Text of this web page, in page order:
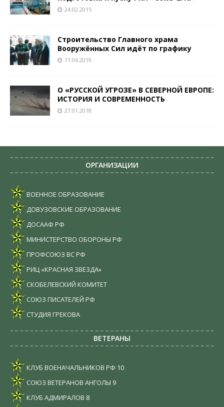
24.02.2015
Строительство Главного храма
Вооружённых Сил идёт по графику
11.06.2019
О «РУССКОЙ УГРОЗЕ» В СЕВЕРНОЙ ЕВРОПЕ:
ИСТОРИЯ И СОВРЕМЕННОСТЬ
27.01.2018
ОРГАНИЗАЦИИ
ВОЕННОЕ ОБРАЗОВАНИЕ
ДОВУЗОВСКИЕ ОБРАЗОВАНИЕ
ДОСААФ РФ
МИНИСТЕРСТВО ОБОРОНЫ РФ
ПРОФСОЮЗ ВС РФ
РИЦ «КРАСНАЯ ЗВЕЗДА»
СКОБЕЛЕВСКИЙ КОМИТЕТ
СОЮЗ ПИСАТЕЛЕЙ РФ
СТУДИЯ ГРЕКОВА
ВЕТЕРАНЫ
КЛУБ ВОЕНАЧАЛЬНИКОВ РФ 10
СОЮЗ ВЕТЕРАНОВ АНГОЛЫ 9
КЛУБ АДМИРАЛОВ 8